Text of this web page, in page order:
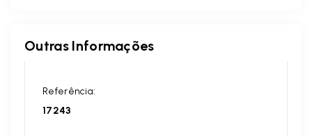
Outras Informações
Referência:
17243